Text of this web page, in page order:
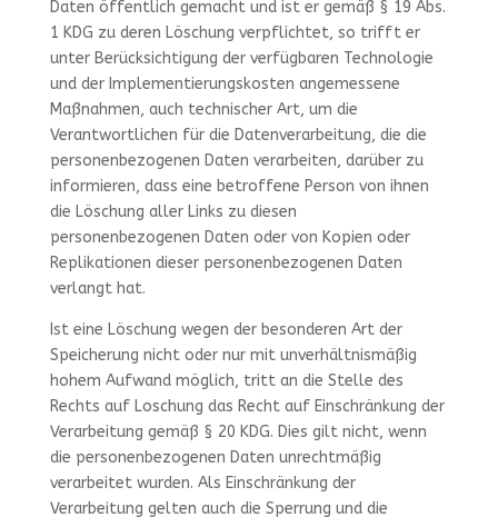
Daten öffentlich gemacht und ist er gemäß § 19 Abs.
1 KDG zu deren Löschung verpflichtet, so trifft er
unter Berücksichtigung der verfügbaren Technologie
und der Implementierungskosten angemessene
Maßnahmen, auch technischer Art, um die
Verantwortlichen für die Datenverarbeitung, die die
personenbezogenen Daten verarbeiten, darüber zu
informieren, dass eine betroffene Person von ihnen
die Löschung aller Links zu diesen
personenbezogenen Daten oder von Kopien oder
Replikationen dieser personenbezogenen Daten
verlangt hat.
Ist eine Löschung wegen der besonderen Art der
Speicherung nicht oder nur mit unverhältnismäßig
hohem Aufwand möglich, tritt an die Stelle des
Rechts auf Loschung das Recht auf Einschränkung der
Verarbeitung gemäß § 20 KDG. Dies gilt nicht, wenn
die personenbezogenen Daten unrechtmäßig
verarbeitet wurden. Als Einschränkung der
Verarbeitung gelten auch die Sperrung und die